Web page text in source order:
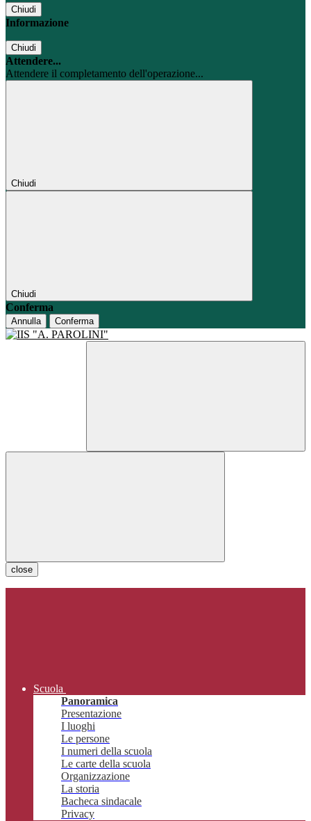
Chiudi
Informazione
Chiudi
Attendere...
Attendere il completamento dell'operazione...
Chiudi
Chiudi
Conferma
Annulla Conferma
close
Scuola
Panoramica
Presentazione
I luoghi
Le persone
I numeri della scuola
Le carte della scuola
Organizzazione
La storia
Bacheca sindacale
Privacy